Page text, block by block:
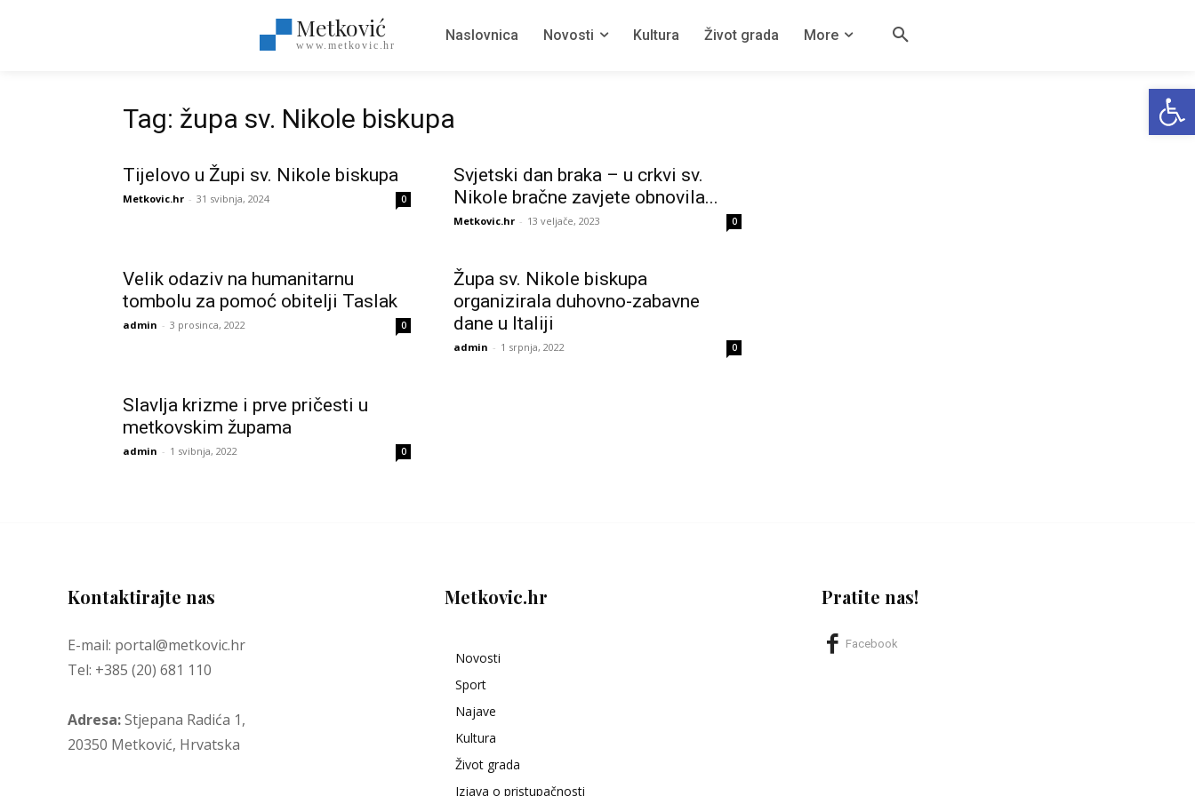
Metković
www.metkovic.hr
Naslovnica Novosti Kultura Život grada More
Tag: župa sv. Nikole biskupa
Tijelovo u Župi sv. Nikole biskupa
Metkovic.hr - 31 svibnja, 2024 0
Svjetski dan braka – u crkvi sv.
Nikole bračne zavjete obnovila...
Metkovic.hr - 13 veljače, 2023 0
Velik odaziv na humanitarnu
tombolu za pomoć obitelji Taslak
admin - 3 prosinca, 2022 0
Župa sv. Nikole biskupa
organizirala duhovno-zabavne
dane u Italiji
admin - 1 srpnja, 2022 0
Slavlja krizme i prve pričesti u
metkovskim župama
admin - 1 svibnja, 2022 0
Kontaktirajte nas
E-mail: portal@metkovic.hr
Tel: +385 (20) 681 110
Adresa:Stjepana Radića 1,
20350 Metković, Hrvatska
Metkovic.hr
Novosti
Sport
Najave
Kultura
Život grada
Izjava o pristupačnosti
Pratite nas!
Facebook